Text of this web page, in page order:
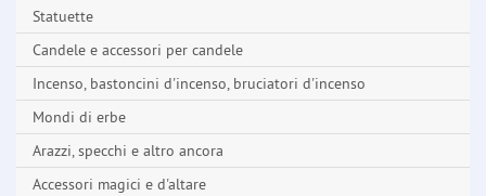
Statuette
Candele e accessori per candele
Incenso, bastoncini d'incenso, bruciatori d'incenso
Mondi di erbe
Arazzi, specchi e altro ancora
Accessori magici e d'altare